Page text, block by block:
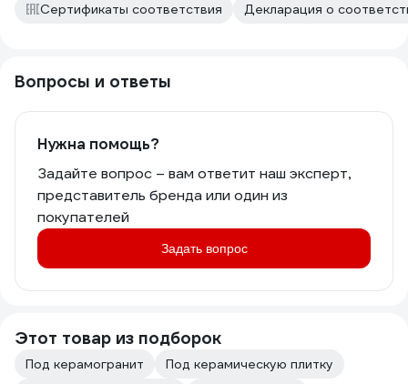
Сертификаты соответствия Декларация о
Вопросы и ответы
Нужна помощь?
Задайте вопрос – вам ответит наш эксперт,
представитель бренда или один из
покупателей
Задать вопрос
Этот товар из подборок
Под керамогранит
Под керамическую плитку